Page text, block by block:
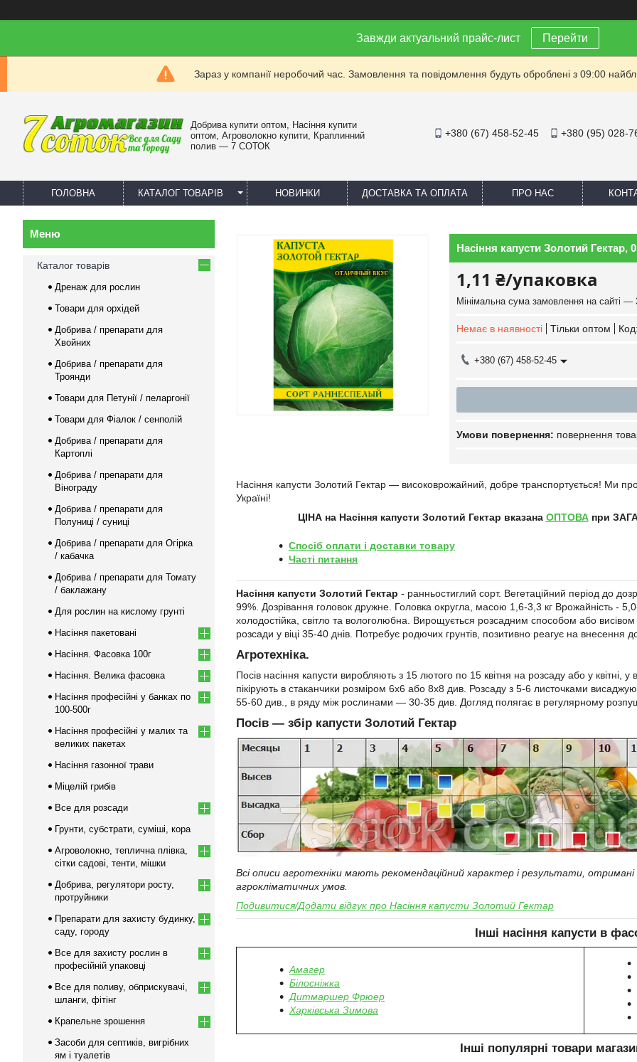
Завжди актуальний прайс-лист Перейти
Зараз у компанії неробочий час. Замовлення та повідомлення будуть оброблені з 09:00
Добрива купити оптом, Насіння купити
оптом, Агроволокно купити, Краплинний
полив — 7 СОТОК
+380 (67) 458-52-45 +380 (95) 028-
ГОЛОВНА КАТАЛОГ ТОВАРІВ НОВИНКИ ДОСТАВКА ТА ОПЛАТА ПРО НАС
Насіння капусти Золотий Гектар,
1,11 ₴/упаковка
Мінімальна сума замовлення на сайті —
Немає в наявності Тільки оптом
+380 (67) 458-52-45
повернення
Насіння капусти Золотий Гектар ― високоврожайний, добре транспортується! Ми
Україні!
ЦІНА на Насіння капусти Золотий Гектар вказана ОПТОВАпри
Спосіб оплати і доставки товару
Часті питання
Насіння капусти Золотий Гектар - ранньостиглий сорт. Вегетаційний період до
99%. Дозрівання головок дружне. Головка округла, масою 1,6-3,3 кг Врожайність -
холодостійка, світло та вологолюбна. Вирощується розсадним способом або
розсади у віці 35-40 днів. Потребує родючих грунтів, позитивно реагує на внесення
Агротехніка.
Посів насіння капусти виробляють з 15 лютого по 15 квітня на розсаду або у квітні, у
пікірують в стаканчики розміром 6х6 або 8х8 див. Розсаду з 5-6 листочками
55-60 див., в ряду між рослинами ― 30-35 див. Догляд полягає в регулярному
Посів ― збір капусти Золотий Гектар
Всі описи агротехніки мають рекомендаційний характер і результати, отримані
агрокліматичних умов.
Подивитися/Додати відгук про Насіння капусти Золотий Гектар
Інші насіння капусти в
Амагер
Білосніжка
Дитмаршер Фрюер
Харківська Зимова
Інші популярні товари
Каталог товарів
Дренаж для рослин
Товари для орхідей
Добрива / препарати для
Хвойних
Добрива / препарати для
Троянди
Товари для Петунії / пеларгонії
Товари для Фіалок / сенполій
Добрива / препарати для
Картоплі
Добрива / препарати для
Вінограду
Добрива / препарати для
Полуниці / суниці
Добрива / препарати для Огірка
/ кабачка
Добрива / препарати для Томату
/ баклажану
Для рослин на кислому грунті
Насіння пакетовані
Насіння. Фасовка 100г
Насіння. Велика фасовка
Насіння професійні у банках по
100-500г
Насіння професійні у малих та
великих пакетах
Насіння газонної трави
Міцелій грибів
Все для розсади
Грунти, субстрати, суміші, кора
Агроволокно, теплична плівка,
сітки садові, тенти, мішки
Добрива, регулятори росту,
протруйники
Препарати для захисту будинку,
саду, городу
Все для захисту рослин в
професійній упаковці
Все для поливу, обприскувачі,
шланги, фітінг
Крапельне зрошення
Засоби для септиків, вигрібних
ям і туалетів